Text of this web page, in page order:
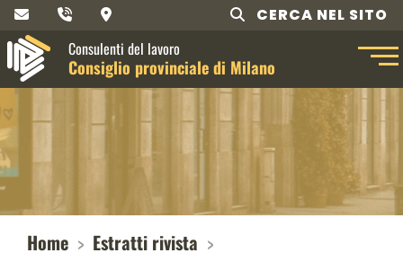
CERCA NEL SITO
Consulenti del lavoro
Consiglio provinciale di Milano
Home
Estratti rivista